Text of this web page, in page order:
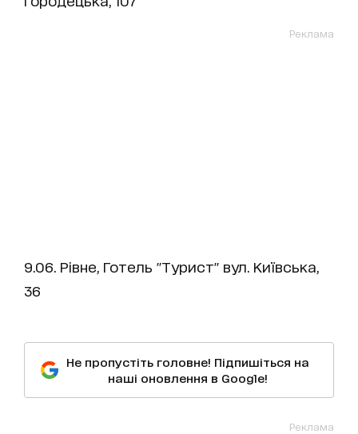
Реклама
9.06. Рівне, Готель "Турист" вул. Київська,
36
Не пропустіть головне! Підпишіться на
наші оновлення в Google!
Реклама